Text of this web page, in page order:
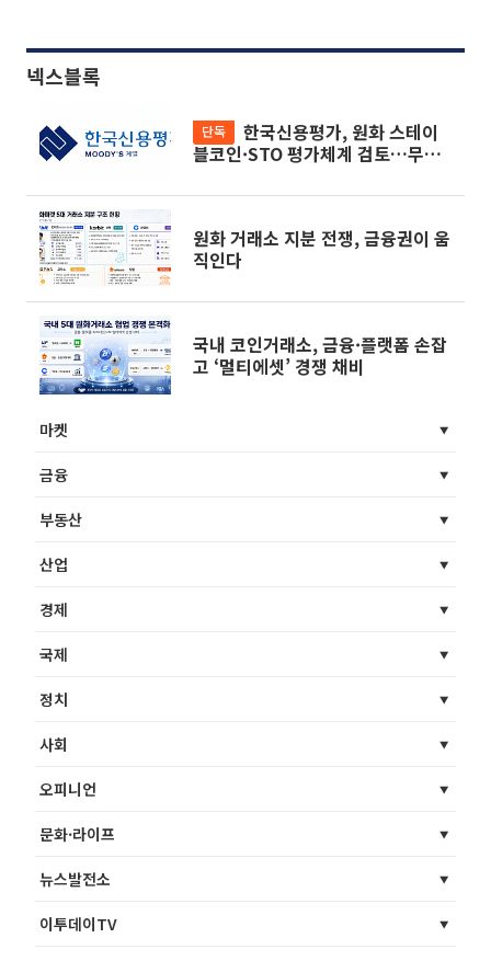
넥스블록
단독
블코인·STO 평가체계 검토…무디
원화 거래소 지분 전쟁, 금융권이 움
직인다
국내 코인거래소, 금융·플랫폼 손잡
고 ‘멀티에셋’ 경쟁 채비
마켓
금융
부동산
산업
경제
국제
정치
사회
오피니언
문화·라이프
뉴스발전소
이투데이TV